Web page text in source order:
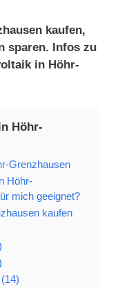
kaufen,
sparen. Infos zu
in Höhr-
Höhr-
Grenzhausen
Höhr-
mich geeignet?
kaufen